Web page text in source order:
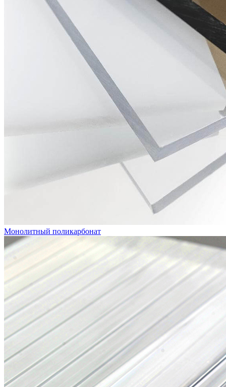
Монолитный поликарбонат